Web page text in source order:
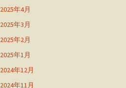
2025年4月
2025年3月
2025年2月
2025年1月
2024年12月
2024年11月